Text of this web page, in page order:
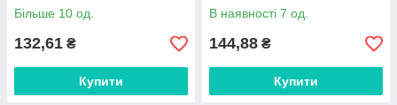
Більше 10 од.
132,61 ₴
Купити
В наявності 7 од.
144,88 ₴
Купити